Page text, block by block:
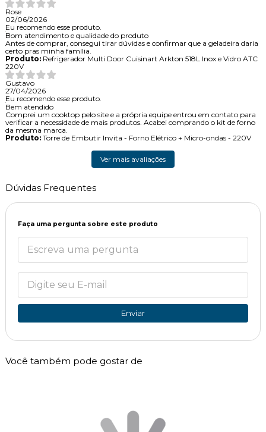
Rose
02/06/2026
Eu recomendo esse produto.
Bom atendimento e qualidade do produto
Antes de comprar, consegui tirar dúvidas e confirmar que a geladeira daria
certo pras minha família.
Produto:Refrigerador Multi Door Cuisinart Arkton 518L Inox e Vidro ATC
220V
Gustavo
27/04/2026
Eu recomendo esse produto.
Bem atendido
Comprei um cooktop pelo site e a própria equipe entrou em contato para
verificar a necessidade de mais produtos. Acabei comprando o kit de forno
da mesma marca.
Produto:Torre de Embutir Invita - Forno Elétrico + Micro-ondas - 220V
Ver mais avaliações
Dúvidas Frequentes
Faça uma pergunta sobre este produto
Enviar
Você também pode gostar de